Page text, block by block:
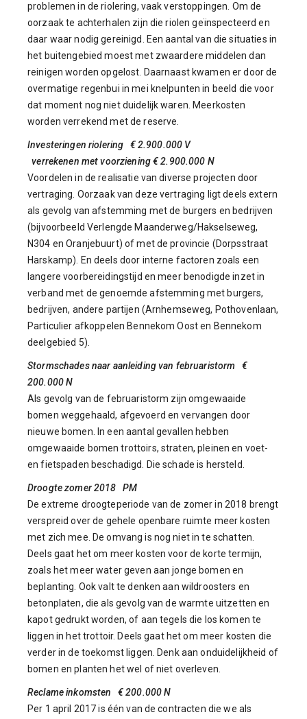
problemen in de riolering, vaak verstoppingen. Om de
oorzaak te achterhalen zijn die riolen geïnspecteerd en
daar waar nodig gereinigd. Een aantal van die situaties in
het buitengebied moest met zwaardere middelen dan
reinigen worden opgelost. Daarnaast kwamen er door de
overmatige regenbui in mei knelpunten in beeld die voor
dat moment nog niet duidelijk waren. Meerkosten
worden verrekend met de reserve.
Investeringen riolering € 2.900.000 V
verrekenen met voorziening € 2.900.000 N
Voordelen in de realisatie van diverse projecten door
vertraging. Oorzaak van deze vertraging ligt deels extern
als gevolg van afstemming met de burgers en bedrijven
(bijvoorbeeld Verlengde Maanderweg/Hakselseweg,
N304 en Oranjebuurt) of met de provincie (Dorpsstraat
Harskamp). En deels door interne factoren zoals een
langere voorbereidingstijd en meer benodigde inzet in
verband met de genoemde afstemming met burgers,
bedrijven, andere partijen (Arnhemseweg, Pothovenlaan,
Particulier afkoppelen Bennekom Oost en Bennekom
deelgebied 5).
Stormschades naar aanleiding van februaristorm €
200.000 N
Als gevolg van de februaristorm zijn omgewaaide
bomen weggehaald, afgevoerd en vervangen door
nieuwe bomen. In een aantal gevallen hebben
omgewaaide bomen trottoirs, straten, pleinen en voet-
en fietspaden beschadigd. Die schade is hersteld.
Droogte zomer 2018 PM
De extreme droogteperiode van de zomer in 2018 brengt
verspreid over de gehele openbare ruimte meer kosten
met zich mee. De omvang is nog niet in te schatten.
Deels gaat het om meer kosten voor de korte termijn,
zoals het meer water geven aan jonge bomen en
beplanting. Ook valt te denken aan wildroosters en
betonplaten, die als gevolg van de warmte uitzetten en
kapot gedrukt worden, of aan tegels die los komen te
liggen in het trottoir. Deels gaat het om meer kosten die
verder in de toekomst liggen. Denk aan onduidelijkheid of
bomen en planten het wel of niet overleven.
Reclame inkomsten € 200.000 N
Per 1 april 2017 is één van de contracten die we als